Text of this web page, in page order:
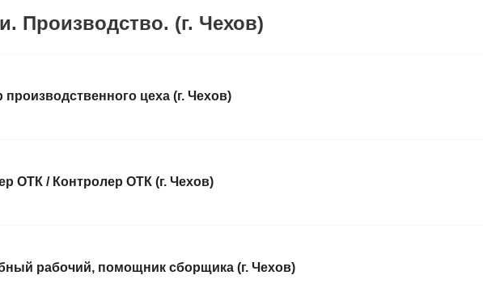
Производство. (г. Чехов)
производственного цеха (г. Чехов)
ОТК / Контролер ОТК (г. Чехов)
рабочий, помощник сборщика (г. Чехов)